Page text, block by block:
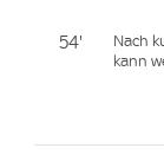
54'
Nach
kann